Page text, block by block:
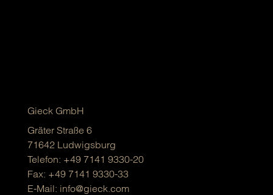
Gieck GmbH
Gräter Straße 6
71642 Ludwigsburg
Telefon: +49 7141 9330-20
Fax: +49 7141 9330-33
E-Mail: info@gieck.com